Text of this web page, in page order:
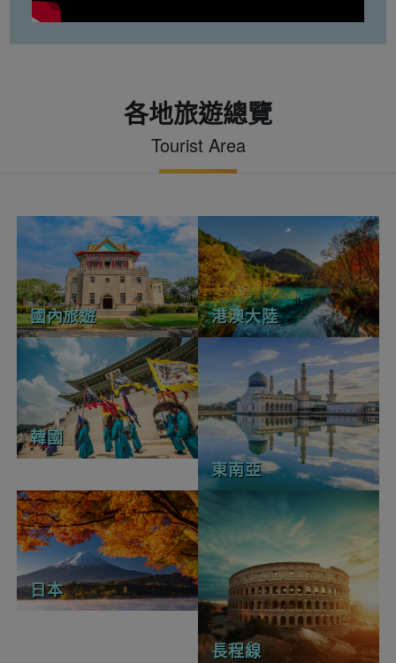
各地旅遊總覽
Tourist Area
國內旅遊 港澳大陸
韓國
東南亞
日本
長程線